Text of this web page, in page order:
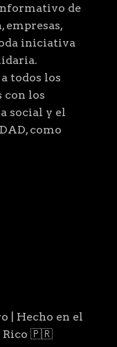
de
empresas,
iniciativa
todos los
con los
social y el
como
| Hecho en el
Rico 🇵🇷